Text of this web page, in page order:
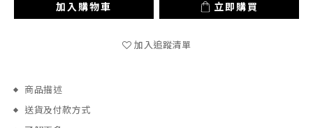
加入購物車 立即購買
加入追蹤清單
商品描述
送貨及付款方式